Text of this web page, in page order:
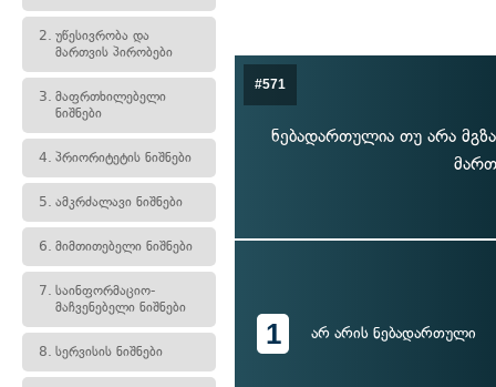
2. უწესივრობა და
მართვის პირობები
3. მაფრთხილებელი
ნიშნები
4. პრიორიტეტის ნიშნები
5. ამკრძალავი ნიშნები
6. მიმთითებელი ნიშნები
7. საინფორმაციო-
მაჩვენებელი ნიშნები
8. სერვისის ნიშნები
#571
ნებადართულია თუ არა
1 არ არის ნებადართული